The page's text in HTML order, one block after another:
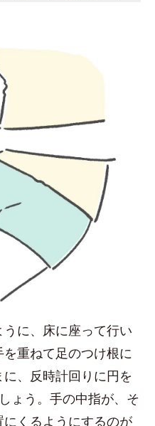
に、床に座って行い
重ねて足のつけ根に
、反時計回りに円を
ょう。手の中指が、そ
くるようにするのが